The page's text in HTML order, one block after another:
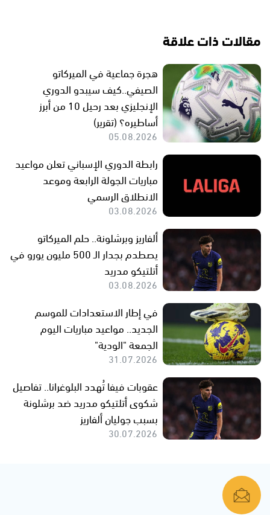
مقالات ذات علاقة
هجرة جماعية في الميركاتو
الصيفي..كيف سيبدو الدوري
الإنجليزي بعد رحيل 10 من أبرز
أساطيره؟ (تقرير)
05.08.2026
رابطة الدوري الإسباني تعلن مواعيد
مباريات الجولة الرابعة وموعد
الانطلاق الرسمي
03.08.2026
ألفاريز وبرشلونة.. حلم الميركاتو
يصطدم بجدار الـ 500 مليون يورو في
أتلتيكو مدريد
03.08.2026
في إطار الاستعدادات للموسم
الجديد.. مواعيد مباريات اليوم
الجمعة "الودية"
31.07.2026
عقوبات فيفا تُهدد البلوغرانا.. تفاصيل
شكوى أتلتيكو مدريد ضد برشلونة
بسبب جوليان ألفاريز
30.07.2026